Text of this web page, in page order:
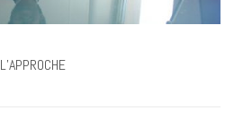
L’APPROCHE